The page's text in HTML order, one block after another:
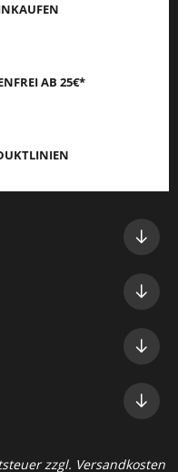
AB 25€*
zzgl. Versandkosten